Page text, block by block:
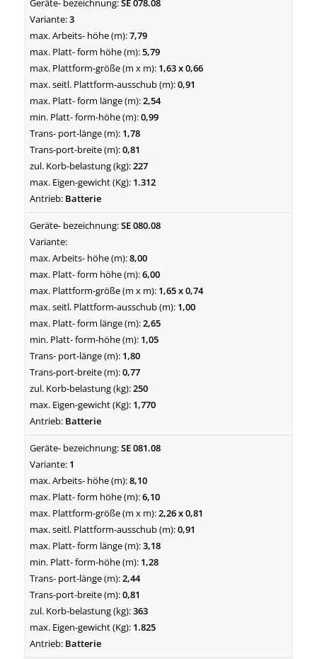
SE 078.08
3
7,79
5,79
1,63 x 0,66
0,91
2,54
0,99
1,78
0,81
227
1.312
Batterie
SE 080.08
8,00
6,00
1,65 x 0,74
1,00
2,65
1,05
1,80
0,77
250
1,770
Batterie
SE 081.08
1
8,10
6,10
2,26 x 0,81
0,91
3,18
1,28
2,44
0,81
363
1.825
Batterie